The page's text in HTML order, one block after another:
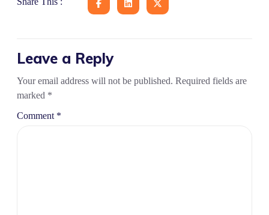
Leave a Reply
Your email address will not be published. Required fields are
marked *
Comment *